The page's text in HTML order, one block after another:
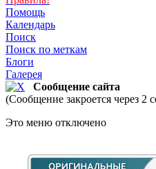
Помощь
Календарь
Поиск
Поиск по меткам
Блоги
Галерея
Сообщение сайта
(Сообщение закроется через 2
Это меню отключено